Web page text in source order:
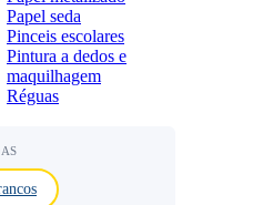
Papel seda
Pinceis escolares
Pintura a dedos e
maquilhagem
Réguas